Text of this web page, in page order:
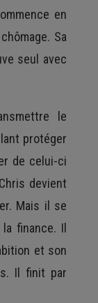
en
Sa
seul avec
le
protéger
de celui-ci
devient
Mais il se
finance. Il
et son
Il finit par